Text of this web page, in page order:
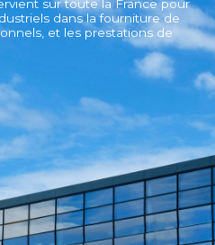
sur toute la France pour
dans la fourniture de
et les prestations de